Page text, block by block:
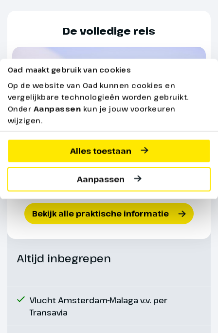
Oad maakt gebruik van cookies
Op de website van Oad kunnen cookies en
vergelijkbare technologieën worden gebruikt.
Onder Aanpassen kun je jouw voorkeuren
wijzigen.
Alles toestaan
Aanpassen
Altijd inbegrepen
Vlucht Amsterdam-Malaga v.v. per
Transavia
De volledige reis
Bekijk alle praktische informatie